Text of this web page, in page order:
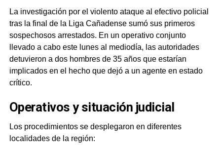
La investigación por el violento ataque al efectivo policial
tras la final de la Liga Cañadense sumó sus primeros
sospechosos arrestados. En un operativo conjunto
llevado a cabo este lunes al mediodía, las autoridades
detuvieron a dos hombres de 35 años que estarían
implicados en el hecho que dejó a un agente en estado
crítico.
Operativos y situación judicial
Los procedimientos se desplegaron en diferentes
localidades de la región: